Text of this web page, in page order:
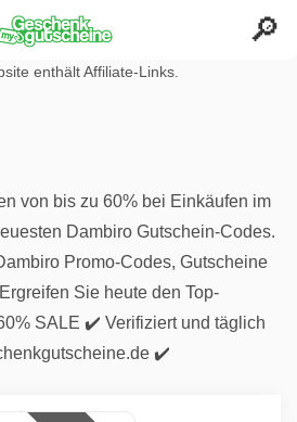
enthält Affiliate-Links.
von bis zu 60% bei Einkäufen im
Dambiro Gutschein-Codes.
Promo-Codes, Gutscheine
Sie heute den Top-
SALE ✔️ Verifiziert und täglich
✔️